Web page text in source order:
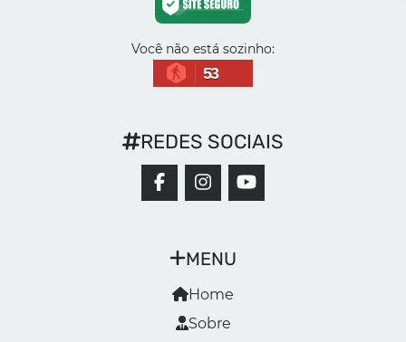
Você não está sozinho:
53
MENU
Home
Sobre
REDES SOCIAIS